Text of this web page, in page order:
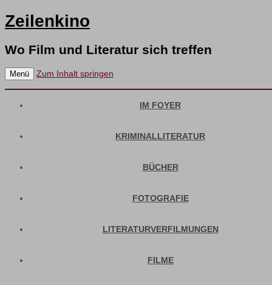
Zeilenkino
Wo Film und Literatur sich treffen
Menü Zum Inhalt springen
IM FOYER
KRIMINALLITERATUR
BÜCHER
FOTOGRAFIE
LITERATURVERFILMUNGEN
FILME